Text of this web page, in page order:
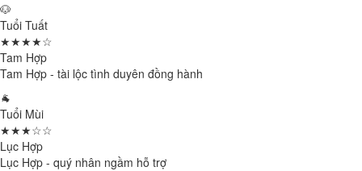
🐶
Tuổi Tuất
★★★★☆
Tam Hợp
Tam Hợp - tài lộc tình duyên đồng hành
🐐
Tuổi Mùi
★★★☆☆
Lục Hợp
Lục Hợp - quý nhân ngầm hỗ trợ